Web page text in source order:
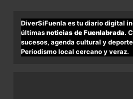
DiverSiFuenla es tu diario digital
últimasnoticias de Fuenlabrada.
sucesos, agenda cultural y
Periodismo local cercano y veraz.